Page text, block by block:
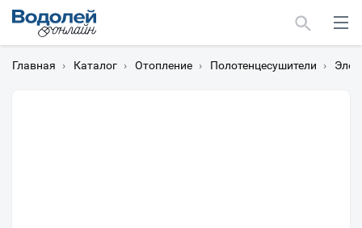
Главная › Каталог › Отопление › Полотенцесушители ›